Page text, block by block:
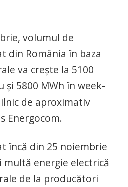
volumul de
din România în baza
va crește la 5100
și 5800 MWh în week-
de aproximativ
Energocom.
încă din 25 noiembrie
multă energie electrică
de la producători